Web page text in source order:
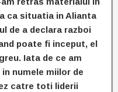
ca situatia in Alianta
de a declara razboi
poate fi inceput, el
Iata de ce am
numele miilor de
catre toti liderii